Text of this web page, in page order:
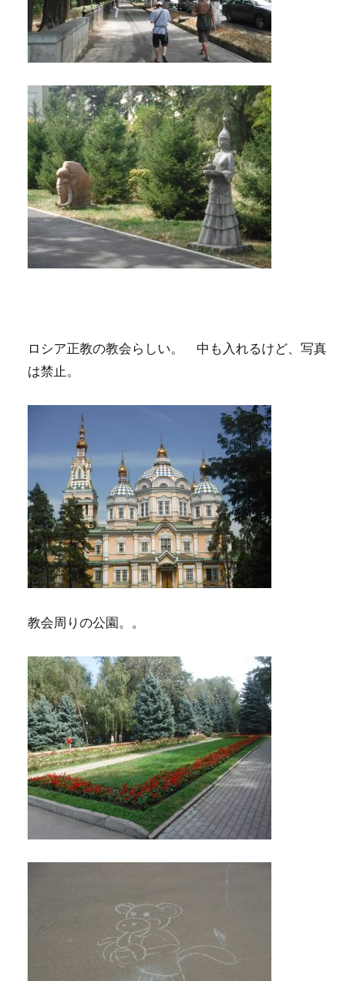
ロシア正教の教会らしい。 中も入れるけど、写真
は禁止。
教会周りの公園。。